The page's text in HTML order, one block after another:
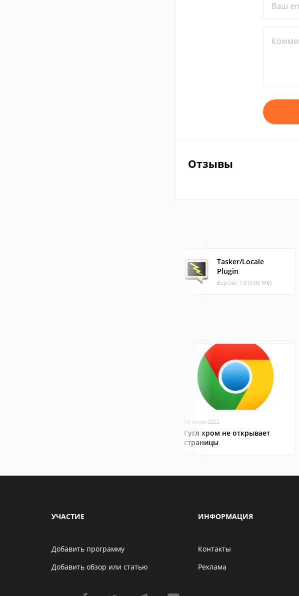
Ваш
Отзывы
Tasker/Locale
Plugin
Версия: 1.0 (0.06 МБ)
04 июня 2022
Гугл хром не открывает
страницы
УЧАСТИЕ
Добавить программу
Добавить обзор или статью
ИНФОРМАЦИЯ
Контакты
Реклама